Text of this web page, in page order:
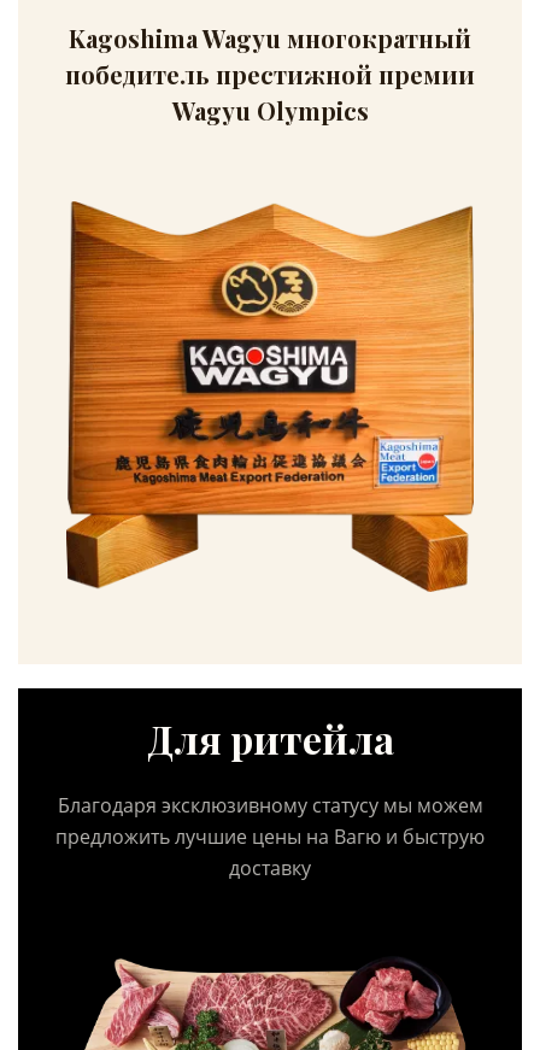
Kagoshima Wagyu многократный
победитель престижной премии
Wagyu Olympics
Для ритейла
Благодаря эксклюзивному статусу мы можем
предложить лучшие цены на Вагю и быструю
доставку